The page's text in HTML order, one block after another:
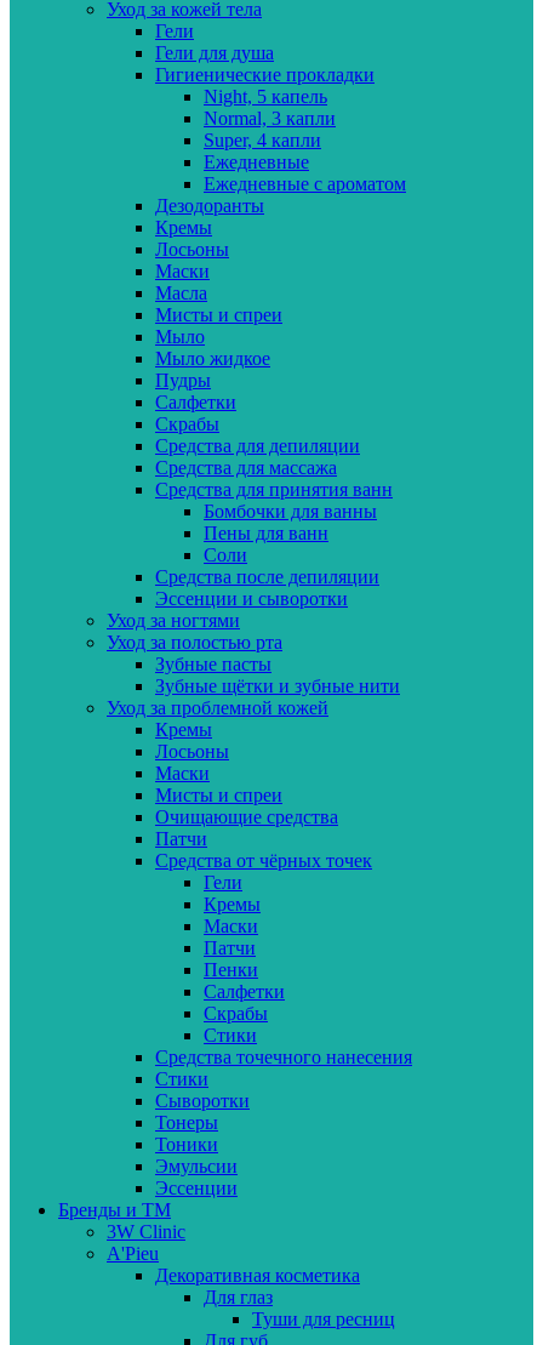
Уход за кожей тела
Гели
Гели для душа
Гигиенические прокладки
Night, 5 капель
Normal, 3 капли
Super, 4 капли
Ежедневные
Ежедневные с ароматом
Дезодоранты
Кремы
Лосьоны
Маски
Масла
Мисты и спреи
Мыло
Мыло жидкое
Пудры
Салфетки
Скрабы
Средства для депиляции
Средства для массажа
Средства для принятия ванн
Бомбочки для ванны
Пены для ванн
Соли
Средства после депиляции
Эссенции и сыворотки
Уход за ногтями
Уход за полостью рта
Зубные пасты
Зубные щётки и зубные нити
Уход за проблемной кожей
Кремы
Лосьоны
Маски
Мисты и спреи
Очищающие средства
Патчи
Средства от чёрных точек
Гели
Кремы
Маски
Патчи
Пенки
Салфетки
Скрабы
Стики
Средства точечного нанесения
Стики
Сыворотки
Тонеры
Тоники
Эмульсии
Эссенции
Бренды и ТМ
3W Clinic
A'Pieu
Декоративная косметика
Для глаз
Туши для ресниц
Для губ